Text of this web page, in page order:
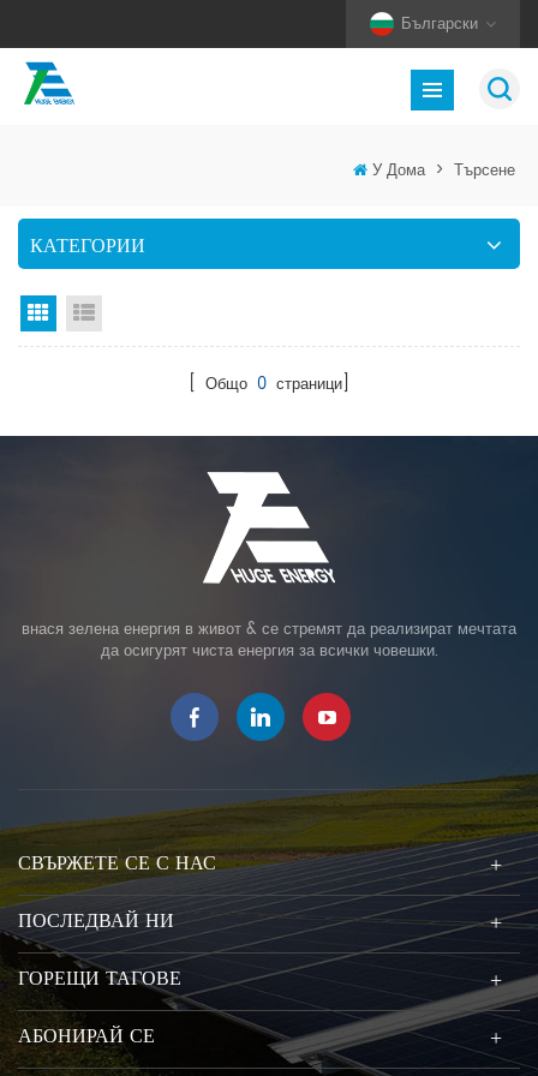
Български
У Дома > Търсене
КАТЕГОРИИ
Изглед на мрежата
[ Общо 0 страници]
внася зелена енергия в живот & се стремят да реализират мечтата
да осигурят чиста енергия за всички човешки.
СВЪРЖЕТЕ СЕ С НАС
ПОСЛЕДВАЙ НИ
ГОРЕЩИ ТАГОВЕ
АБОНИРАЙ СЕ